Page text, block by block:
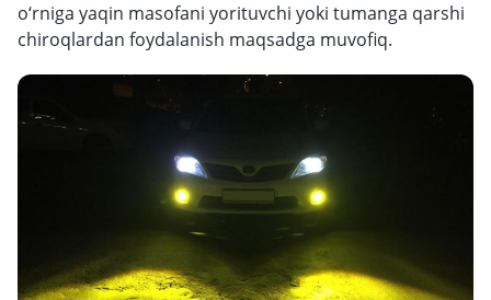
o‘rniga yaqin masofani yorituvchi yoki tumanga qarshi
chiroqlardan foydalanish maqsadga muvofiq.